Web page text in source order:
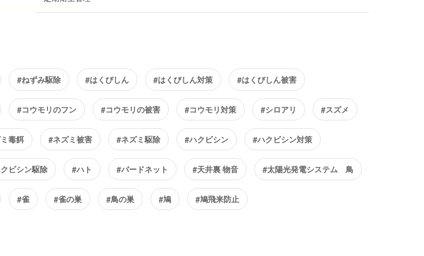
#ねずみ駆除 #はくびしん #はくびしん対策 #はくびしん被害
#コウモリのフン #コウモリの被害 #コウモリ対策 #シロアリ #スズメ
毒餌 #ネズミ被害 #ネズミ駆除 #ハクビシン #ハクビシン対策
ビシン駆除 #ハト #バードネット #天井裏 物音 #太陽光発電システム 鳥
#雀 #雀の巣 #鳥の巣 #鳩 #鳩飛来防止